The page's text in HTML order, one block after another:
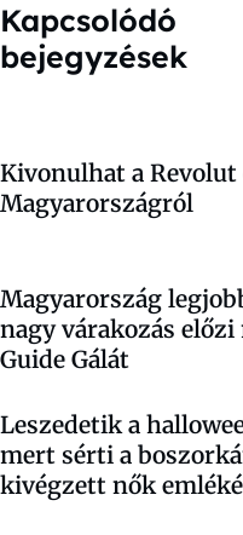
Kapcsolódó
bejegyzések
Kivonulhat a Revolut
Magyarországról
Magyarország
nagy várakozás
Guide Gálát
Leszedetik a
mert sérti a
kivégzett nők